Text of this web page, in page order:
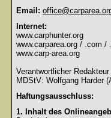
Email:
Internet:
www.carphunter.org
www.carparea.org / .com
www.carp-area.org
Verantwortlicher
MDStV: Wolfgang Harder
Haftungsausschluss:
1. Inhalt des